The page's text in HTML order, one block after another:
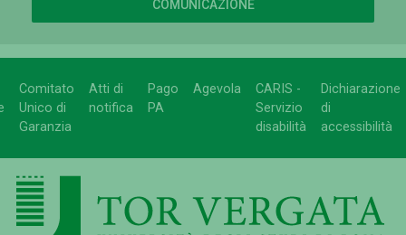
COMUNICAZIONE
Comitato
Unico di
Garanzia
Atti di
notifica
Pago
PA
Agevola
CARIS -
Servizio
disabilità
Dichiarazione
di
accessibilità